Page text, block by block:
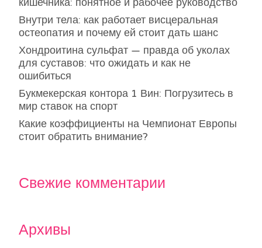
Внутри тела: как работает висцеральная
остеопатия и почему ей стоит дать шанс
Хондроитина сульфат — правда об уколах
для суставов: что ожидать и как не
ошибиться
Букмекерская контора 1 Вин: Погрузитесь в
мир ставок на спорт
Какие коэффициенты на Чемпионат Европы
стоит обратить внимание?
Свежие комментарии
Архивы